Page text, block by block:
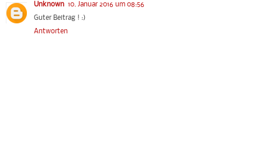
Unknown 10. Januar 2016 um 08:56
Guter Beitrag ! :)
Antworten